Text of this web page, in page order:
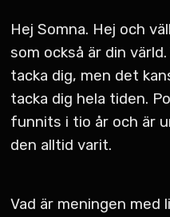
Hej Somna. Hej och
som också är din
tacka dig, men det
tacka dig hela tiden.
funnits i tio år och är
den alltid varit.
Vad är meningen med